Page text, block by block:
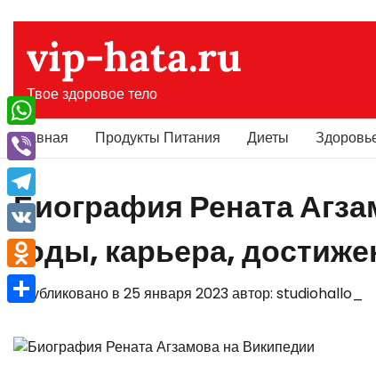
содержимому
vip-hata.ru
Твое здоровое тело
Главная Продукты Питания Диеты
Биография Рената
годы, карьера,
Опубликовано в 25 января 2023автор: studiohallo_
WhatsApp
Viber
Telegram
VK
Odnoklassniki